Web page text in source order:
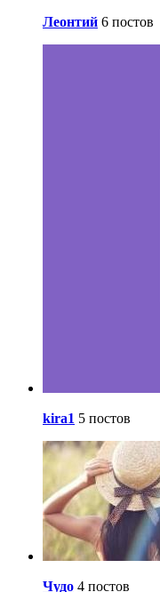
Леонтий 6 постов
kira1 5 постов
Чудо 4 постов